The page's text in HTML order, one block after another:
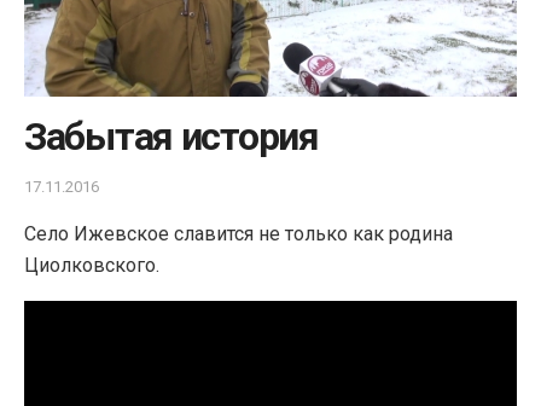
Забытая история
17.11.2016
Село Ижевское славится не только как родина
Циолковского.